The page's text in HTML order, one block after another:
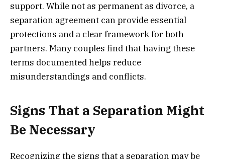
support. While not as permanent as divorce, a
separation agreement can provide essential
protections and a clear framework for both
partners. Many couples find that having these
terms documented helps reduce
misunderstandings and conflicts.
Signs That a Separation Might
Be Necessary
Recognizing the signs that a separation may be